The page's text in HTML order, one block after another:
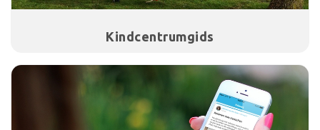
Kindcentrumgids